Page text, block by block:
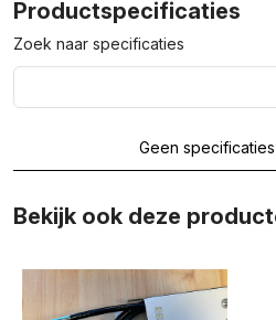
Productspecificaties
Zoek naar specificaties
Geen
Bekijk ook deze